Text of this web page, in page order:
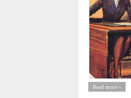
Read more »